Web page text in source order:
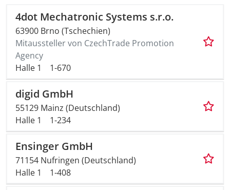
4dot Mechatronic Systems s.r.o.
63900 Brno (Tschechien)
Mitaussteller von CzechTrade Promotion
Agency
Halle 1
1-670
digid GmbH
55129 Mainz (Deutschland)
Halle 1
1-234
Ensinger GmbH
71154 Nufringen (Deutschland)
Halle 1
1-408